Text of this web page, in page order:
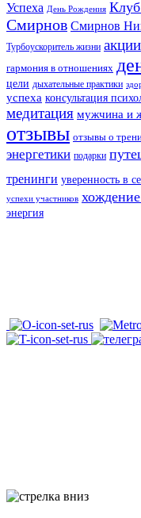
Успеха День Рождения
Смирнов Смирнов
Турбоускоритель жизни акции
гармония в отношениях
цели дыхательные практики
успеха консультация
медитация мужчина и
отзывы отзывы о
энергетики подарки
тренинги уверенность в
успехи участников
энергия